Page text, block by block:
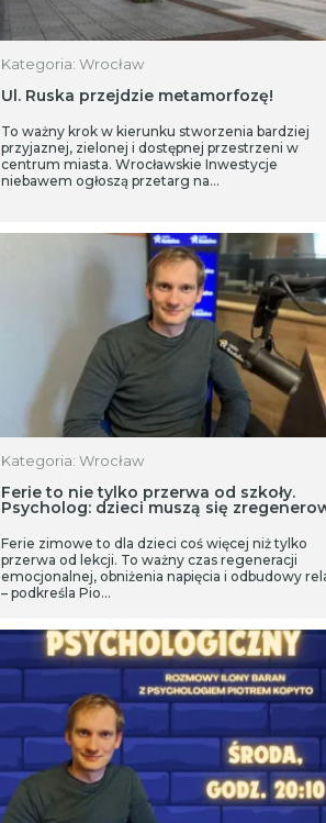
Kategoria: Wrocław
Ul. Ruska przejdzie metamorfozę!
To ważny krok w kierunku stworzenia bardziej
przyjaznej, zielonej i dostępnej przestrzeni w
centrum miasta. Wrocławskie Inwestycje
niebawem ogłoszą przetarg na…
Kategoria: Wrocław
Ferie to nie tylko przerwa od szkoły.
Psycholog: dzieci muszą się
Ferie zimowe to dla dzieci coś więcej niż tylko
przerwa od lekcji. To ważny czas regeneracji
emocjonalnej, obniżenia napięcia i odbudowy
– podkreśla Pio…